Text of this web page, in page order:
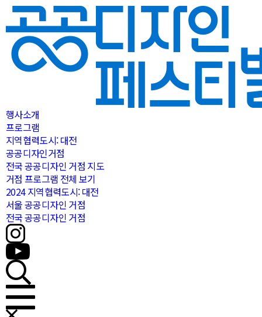
행사소개
프로그램
지역협력도시: 대전
공공디자인거점
전국 공공디자인 거점 지도
거점 프로그램 전체 보기
2024 지역협력도시: 대전
서울 공공디자인 거점
전국 공공디자인 거점